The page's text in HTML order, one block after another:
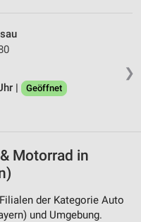
❯
|
Geöffnet
Motorrad in
der Kategorie Auto
und Umgebung.